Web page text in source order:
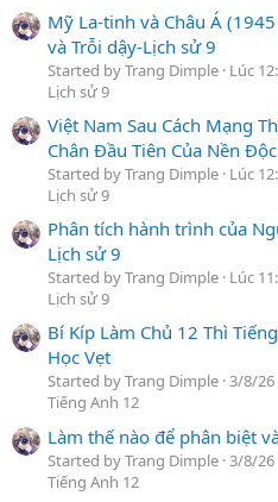
Mỹ La-tinh và Châu Á
và Trỗi dậy-Lịch sử 9
Started by Trang Dimple Lúc
Lịch sử 9
Việt Nam Sau Cách Mạng
Chân Đầu Tiên Của Nền
Started by Trang Dimple Lúc
Lịch sử 9
Phân tích hành trình của
Lịch sử 9
Started by Trang Dimple Lúc
Lịch sử 9
Bí Kíp Làm Chủ 12 Thì
Học Vẹt
Started by Trang Dimple 3/8/26
Tiếng Anh 12
Làm thế nào để phân biệt
Started by Trang Dimple 3/8/26
Tiếng Anh 12